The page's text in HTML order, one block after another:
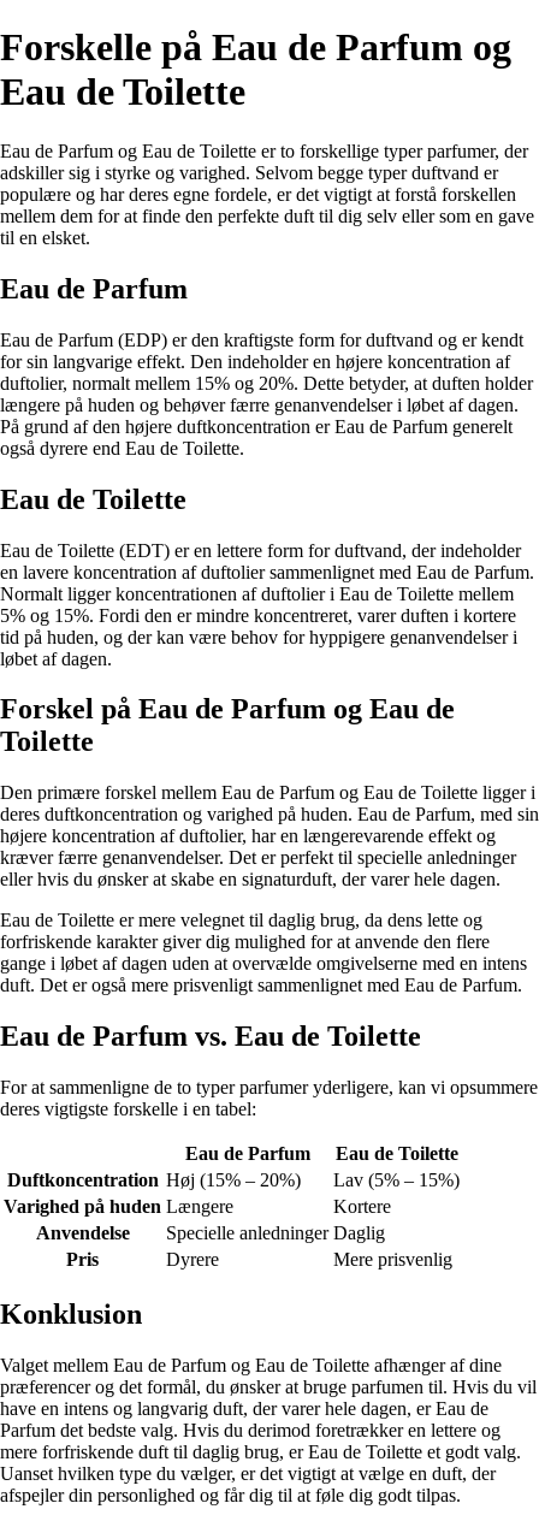
Forskelle på Eau de Parfum og
Eau de Toilette
Eau de Parfum og Eau de Toilette er to forskellige typer parfumer, der
adskiller sig i styrke og varighed. Selvom begge typer duftvand er
populære og har deres egne fordele, er det vigtigt at forstå forskellen
mellem dem for at finde den perfekte duft til dig selv eller som en gave
til en elsket.
Eau de Parfum
Eau de Parfum (EDP) er den kraftigste form for duftvand og er kendt
for sin langvarige effekt. Den indeholder en højere koncentration af
duftolier, normalt mellem 15% og 20%. Dette betyder, at duften holder
længere på huden og behøver færre genanvendelser i løbet af dagen.
På grund af den højere duftkoncentration er Eau de Parfum generelt
også dyrere end Eau de Toilette.
Eau de Toilette
Eau de Toilette (EDT) er en lettere form for duftvand, der indeholder
en lavere koncentration af duftolier sammenlignet med Eau de Parfum.
Normalt ligger koncentrationen af duftolier i Eau de Toilette mellem
5% og 15%. Fordi den er mindre koncentreret, varer duften i kortere
tid på huden, og der kan være behov for hyppigere genanvendelser i
løbet af dagen.
Forskel på Eau de Parfum og Eau de
Toilette
Den primære forskel mellem Eau de Parfum og Eau de Toilette ligger i
deres duftkoncentration og varighed på huden. Eau de Parfum, med sin
højere koncentration af duftolier, har en længerevarende effekt og
kræver færre genanvendelser. Det er perfekt til specielle anledninger
eller hvis du ønsker at skabe en signaturduft, der varer hele dagen.
Eau de Toilette er mere velegnet til daglig brug, da dens lette og
forfriskende karakter giver dig mulighed for at anvende den flere
gange i løbet af dagen uden at overvælde omgivelserne med en intens
duft. Det er også mere prisvenligt sammenlignet med Eau de Parfum.
Eau de Parfum vs. Eau de Toilette
For at sammenligne de to typer parfumer yderligere, kan vi opsummere
deres vigtigste forskelle i en tabel:
Eau de Parfum
Eau de Toilette
Duftkoncentration Høj (15% – 20%)
Lav (5% – 15%)
Varighed på huden Længere
Kortere
Anvendelse
Specielle anledninger Daglig
Pris
Dyrere Mere prisvenlig
Konklusion
Valget mellem Eau de Parfum og Eau de Toilette afhænger af dine
præferencer og det formål, du ønsker at bruge parfumen til. Hvis du vil
have en intens og langvarig duft, der varer hele dagen, er Eau de
Parfum det bedste valg. Hvis du derimod foretrækker en lettere og
mere forfriskende duft til daglig brug, er Eau de Toilette et godt valg.
Uanset hvilken type du vælger, er det vigtigt at vælge en duft, der
afspejler din personlighed og får dig til at føle dig godt tilpas.